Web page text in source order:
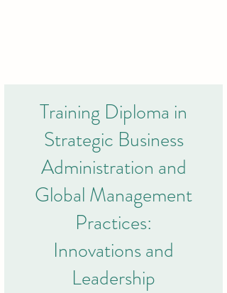
Training Diploma in
Strategic Business
Administration and
Global Management
Practices:
Innovations and
Leadership